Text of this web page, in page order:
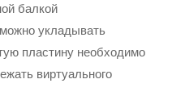
балкой
укладывать
пластину необходимо
виртуального